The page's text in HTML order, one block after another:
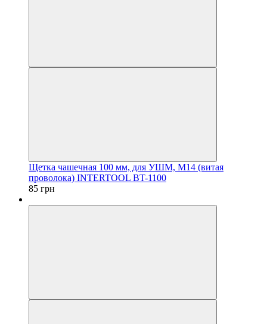
Щетка чашечная 100 мм, для УШМ, М14 (витая
проволока) INTERTOOL BT-1100
85 грн